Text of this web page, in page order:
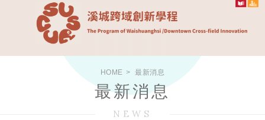
HOME 最新消息
最新消息
NEWS